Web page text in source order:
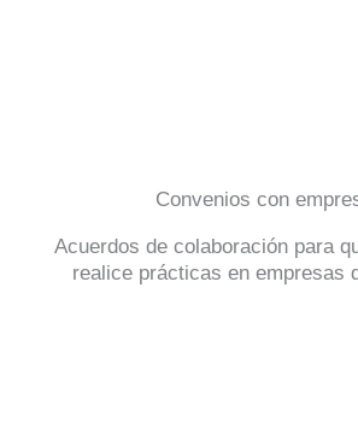
Convenios con
Acuerdos de colaboración para
realice prácticas en empresas